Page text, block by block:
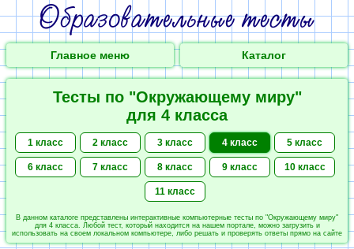
Главное меню Каталог
Тесты по "Окружающему миру"
для 4 класса
1 класс 2 класс 3 класс 4 класс 5 класс
6 класс 7 класс 8 класс 9 класс 10 класс
11 класс
В данном каталоге представлены интерактивные компьютерные тесты по "Окружающему миру"
для 4 класса. Любой тест, который находится на нашем портале, можно загрузить и
использовать на своем локальном компьютере, либо решать и проверять ответы прямо на сайте